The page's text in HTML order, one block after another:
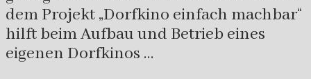
dem Projekt „Dorfkino einfach machbar“
hilft beim Aufbau und Betrieb eines
eigenen Dorfkinos …